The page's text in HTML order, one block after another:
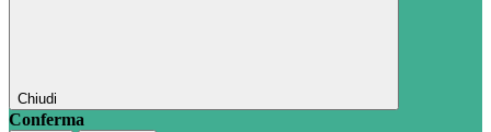
Chiudi
Conferma